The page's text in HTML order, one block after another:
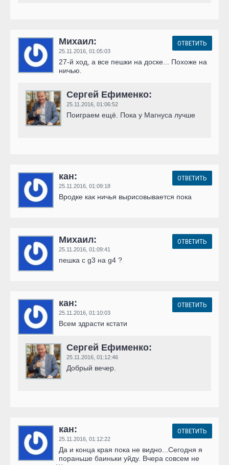
Михаил:
25.11.2016, 01:05:03
ОТВЕТИТЬ
27-й ход, а все пешки на доске... Похоже на
ничью.
Сергей Ефименко:
25.11.2016, 01:06:52
Поиграем ещё. Пока у Магнуса лучше
кан:
25.11.2016, 01:09:18
ОТВЕТИТЬ
Вродке как ничья вырисовывается пока
Михаил:
25.11.2016, 01:09:41
ОТВЕТИТЬ
пешка c g3 на g4 ?
кан:
25.11.2016, 01:10:03
ОТВЕТИТЬ
Всем здрасти кстати
Сергей Ефименко:
25.11.2016, 01:12:46
Добрый вечер.
кан:
25.11.2016, 01:12:22
ОТВЕТИТЬ
Да и конца края пока не видно...Сегодня я
пораньше баиньки уйду. Вчера совсем не